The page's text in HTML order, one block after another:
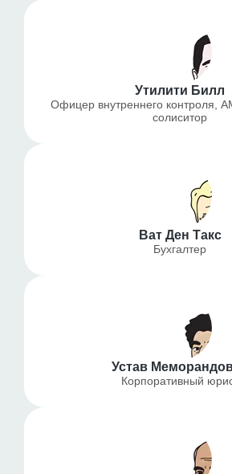
Утилити Билл
Офицер внутреннего контроля,
солиситор
Ват Ден Такс
Бухгалтер
Устав
Корпоративный